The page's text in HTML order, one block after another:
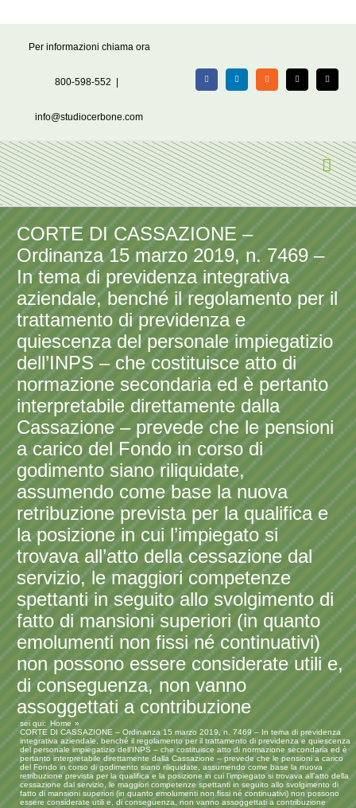
Per informazioni chiama ora
800-598-552
info@studiocerbone.com
FacebookLinkedIn Rss X Email
CORTE DI CASSAZIONE –
Ordinanza 15 marzo 2019, n. 7469 –
In tema di previdenza integrativa
aziendale, benché il regolamento per il
trattamento di previdenza e
quiescenza del personale impiegatizio
dell’INPS – che costituisce atto di
normazione secondaria ed è pertanto
interpretabile direttamente dalla
Cassazione – prevede che le pensioni
a carico del Fondo in corso di
godimento siano riliquidate,
assumendo come base la nuova
retribuzione prevista per la qualifica e
la posizione in cui l’impiegato si
trovava all’atto della cessazione dal
servizio, le maggiori competenze
spettanti in seguito allo svolgimento di
fatto di mansioni superiori (in quanto
emolumenti non fissi né continuativi)
non possono essere considerate utili e,
di conseguenza, non vanno
assoggettati a contribuzione
sei qui:
Home
CORTE DI CASSAZIONE – Ordinanza 15 marzo 2019, n. 7469 – In tema di previdenza
integrativa aziendale, benché il regolamento per il trattamento di previdenza e quiescenza
del personale impiegatizio dell’INPS – che costituisce atto di normazione secondaria ed è
pertanto interpretabile direttamente dalla Cassazione – prevede che le pensioni a carico
del Fondo in corso di godimento siano riliquidate, assumendo come base la nuova
retribuzione prevista per la qualifica e la posizione in cui l’impiegato si trovava all’atto della
cessazione dal servizio, le maggiori competenze spettanti in seguito allo svolgimento di
fatto di mansioni superiori (in quanto emolumenti non fissi né continuativi) non possono
essere considerate utili e, di conseguenza, non vanno assoggettati a contribuzione